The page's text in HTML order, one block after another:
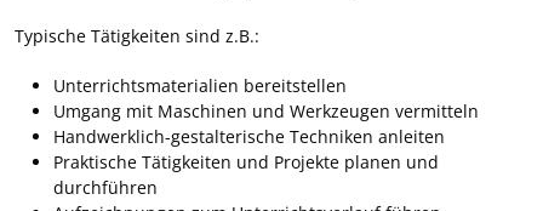
Typische Tätigkeiten sind z.B.:
Unterrichtsmaterialien bereitstellen
Umgang mit Maschinen und Werkzeugen vermitteln
Handwerklich-gestalterische Techniken anleiten
Praktische Tätigkeiten und Projekte planen und
durchführen